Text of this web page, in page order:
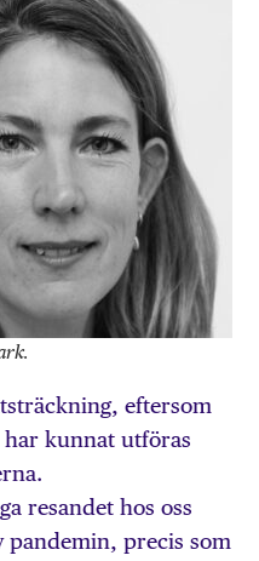
eftersom
kunnat utföras
resandet hos oss
pandemin, precis som